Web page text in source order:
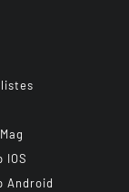
IOS
Android